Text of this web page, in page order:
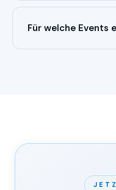
Ja, auf Wunsch
Zusätzlich gibt es
Online-Galerie.
Für welche Events